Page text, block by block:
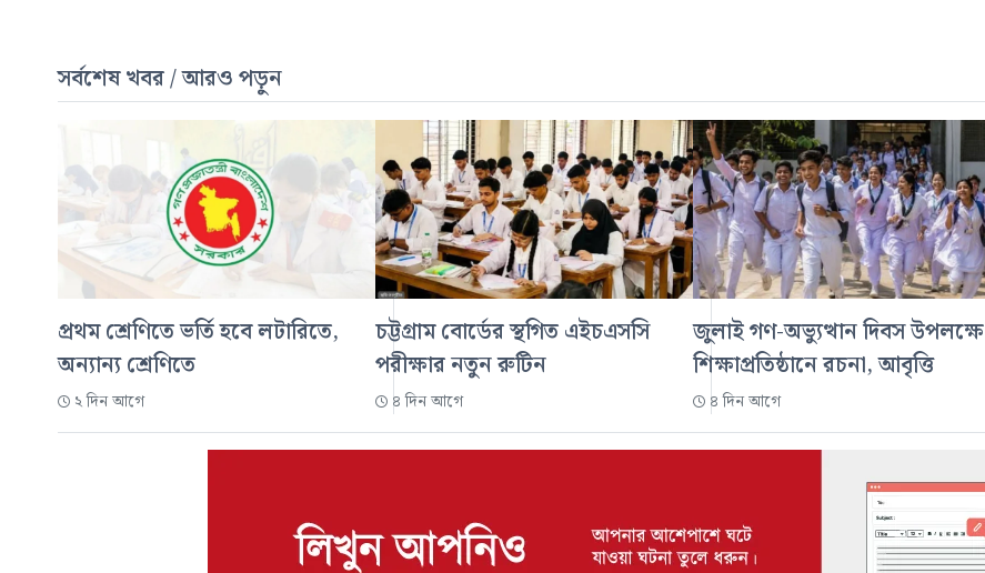
সর্বশেষ খবর / আরও পড়ুন
প্রথম শ্রেণিতে ভর্তি হবে লটারিতে,
অন্যান্য শ্রেণিতে
২ দিন আগে
চট্টগ্রাম বোর্ডের স্থগিত এইচএসসি
পরীক্ষার নতুন রুটিন
৪ দিন আগে
জুলাই গণ-অভ্যুত্থান দিবস উপলক্ষে
শিক্ষাপ্রতিষ্ঠানে রচনা, আবৃত্তি
৪ দিন আগে